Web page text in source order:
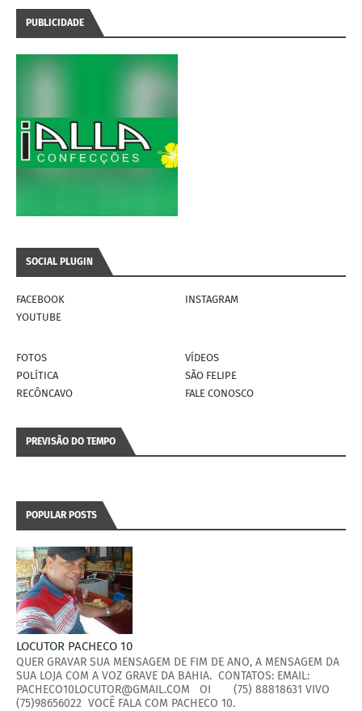
PUBLICIDADE
SOCIAL PLUGIN
FACEBOOK
INSTAGRAM
YOUTUBE
FOTOS
VÍDEOS
POLÍTICA
SÃO FELIPE
RECÔNCAVO
FALE CONOSCO
PREVISÃO DO TEMPO
POPULAR POSTS
LOCUTOR PACHECO 10
QUER GRAVAR SUA MENSAGEM DE FIM DE ANO, A MENSAGEM DA
SUA LOJA COM A VOZ GRAVE DA BAHIA. CONTATOS: EMAIL:
PACHECO10LOCUTOR@GMAIL.COM OI (75) 88818631 VIVO
(75)98656022 VOCÊ FALA COM PACHECO 10.